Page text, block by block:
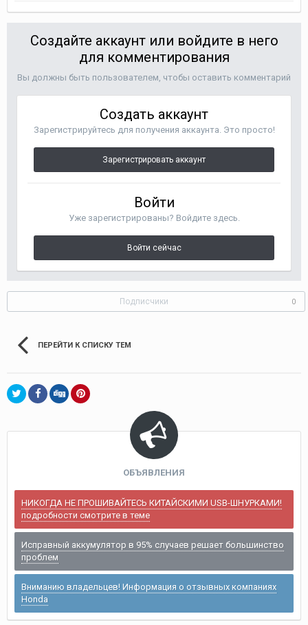
Создайте аккаунт или войдите в него
для комментирования
Вы должны быть пользователем, чтобы оставить комментарий
Создать аккаунт
Зарегистрируйтесь для получения аккаунта. Это просто!
Зарегистрировать аккаунт
Войти
Уже зарегистрированы? Войдите здесь.
Войти сейчас
Подписчики 0
ПЕРЕЙТИ К СПИСКУ ТЕМ
ОБЪЯВЛЕНИЯ
НИКОГДА НЕ ПРОШИВАЙТЕСЬ КИТАЙСКИМИ USB-ШНУРКАМИ!
подробности смотрите в теме
Исправный аккумулятор в 95% случаев решает большинство
проблем
Вниманию владельцев! Информация о отзывных компаниях
Honda